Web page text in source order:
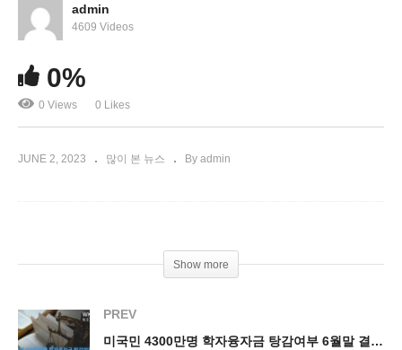
악관 비토
admin
4609 Videos
0%
0 Views 0 Likes
JUNE 2, 2023 많이 본 뉴스 By admin
Show more
PREV
미국민 4300만명 학자융자금 탕감여부 6월말 결정, 상환유예는 8월말 완전 끝난다